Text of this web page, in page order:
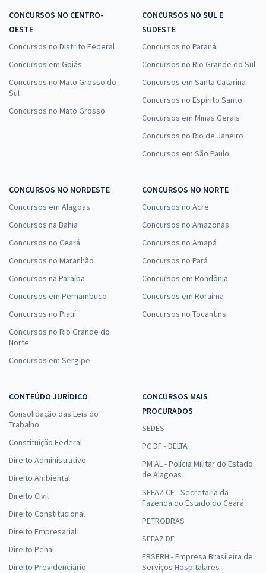
CONCURSOS NO CENTRO-
OESTE
Concursos no Distrito Federal
Concursos em Goiás
Concursos no Mato Grosso do
Sul
Concursos no Mato Grosso
CONCURSOS NO SUL E
SUDESTE
Concursos no Paraná
Concursos no Rio Grande do Sul
Concursos em Santa Catarina
Concursos no Espírito Santo
Concursos em Minas Gerais
Concursos no Rio de Janeiro
Concursos em São Paulo
CONCURSOS NO NORDESTE
Concursos em Alagoas
Concursos na Bahia
Concursos no Ceará
Concursos no Maranhão
Concursos na Paraíba
Concursos em Pernambuco
Concursos no Piauí
Concursos no Rio Grande do
Norte
Concursos em Sergipe
CONCURSOS NO NORTE
Concursos no Acre
Concursos no Amazonas
Concursos no Amapá
Concursos no Pará
Concursos em Rondônia
Concursos em Roraima
Concursos no Tocantins
CONTEÚDO JURÍDICO
Consolidação das Leis do
Trabalho
Constituição Federal
Direito Administrativo
Direito Ambiental
Direito Civil
Direito Constitucional
Direito Empresarial
Direito Penal
Direito Previdenciário
CONCURSOS MAIS
PROCURADOS
SEDES
PC DF - DELTA
PM AL - Polícia Militar do Estado
de Alagoas
SEFAZ CE - Secretaria da
Fazenda do Estado do Ceará
PETROBRAS
SEFAZ DF
EBSERH - Empresa Brasileira de
Serviços Hospitalares